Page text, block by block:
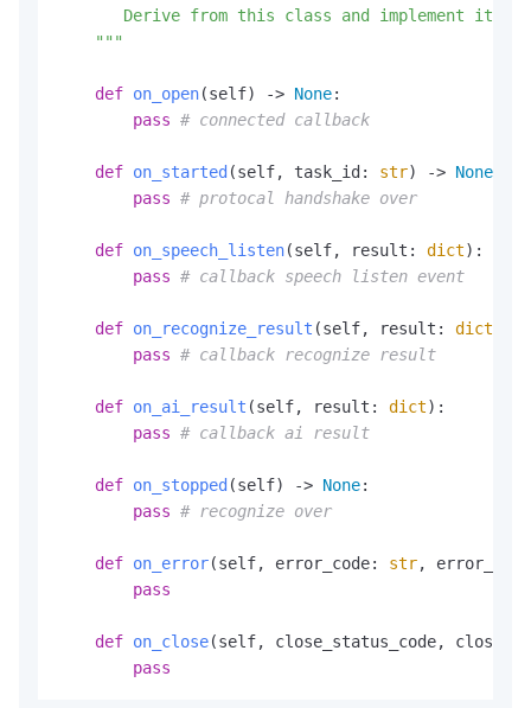
Derive from this class and implement its
    """
def on_open(self) -> None:
pass # connected callback
def on_started (self, task_id: str) -> None
pass # protocal handshake over
def on_speech_listen(self, result: dict):
pass # callback speech listen event
def on_recognize_result (self, result: dict
pass # callback recognize result
def on_ai_result (self, result: dict):
pass # callback ai result
def on_stopped (self) -> None:
pass # recognize over
def on_error(self, error_code: str,
pass
def on_close(self, close_status_code,
pass